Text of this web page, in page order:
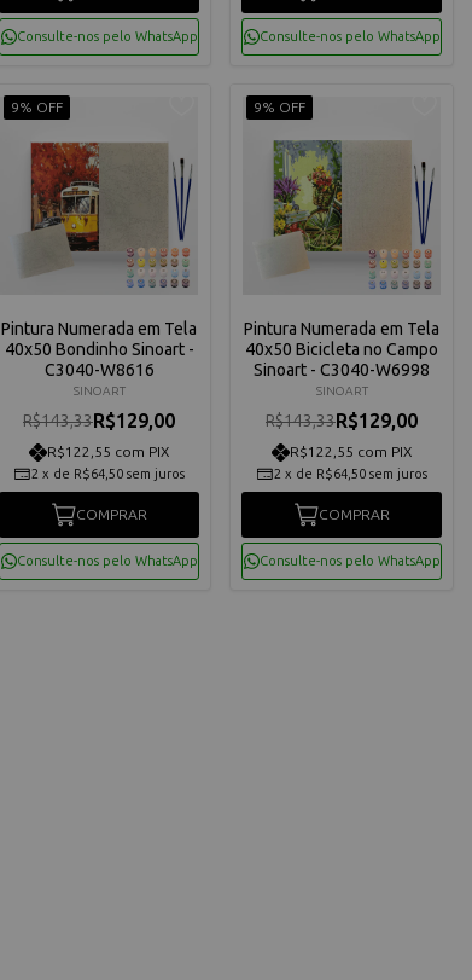
Consulte-nos pelo WhatsApp Consulte-nos pelo WhatsApp
9% OFF
Pintura Numerada em Tela
40x50 Bondinho Sinoart -
C3040-W8616
SINOART
R$143,33R$129,00
R$122,55 com PIX
2 x de R$64,50 sem juros
COMPRAR
Consulte-nos pelo WhatsApp
9% OFF
Pintura Numerada em Tela
40x50 Bicicleta no Campo
Sinoart - C3040-W6998
SINOART
R$143,33R$129,00
R$122,55 com PIX
2 x de R$64,50 sem juros
COMPRAR
Consulte-nos pelo WhatsApp